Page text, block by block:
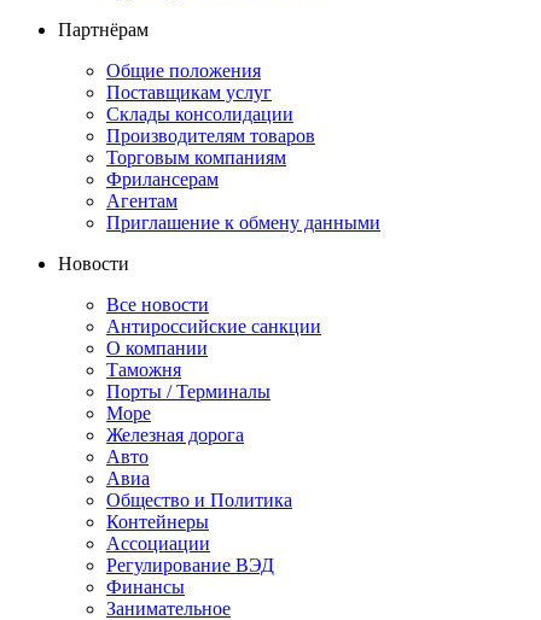
Партнёрам
Общие положения
Поставщикам услуг
Склады консолидации
Производителям товаров
Торговым компаниям
Фрилансерам
Агентам
Приглашение к обмену данными
Новости
Все новости
Антироссийские санкции
О компании
Таможня
Порты / Терминалы
Море
Железная дорога
Авто
Авиа
Общество и Политика
Контейнеры
Ассоциации
Регулирование ВЭД
Финансы
Занимательное